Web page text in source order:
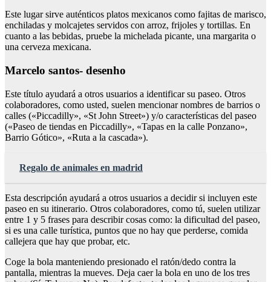
Este lugar sirve auténticos platos mexicanos como fajitas de marisco,
enchiladas y molcajetes servidos con arroz, frijoles y tortillas. En
cuanto a las bebidas, pruebe la michelada picante, una margarita o
una cerveza mexicana.
Marcelo santos- desenho
Este título ayudará a otros usuarios a identificar su paseo. Otros
colaboradores, como usted, suelen mencionar nombres de barrios o
calles («Piccadilly», «St John Street») y/o características del paseo
(«Paseo de tiendas en Piccadilly», «Tapas en la calle Ponzano»,
Barrio Gótico», «Ruta a la cascada»).
Regalo de animales en madrid
Esta descripción ayudará a otros usuarios a decidir si incluyen este
paseo en su itinerario. Otros colaboradores, como tú, suelen utilizar
entre 1 y 5 frases para describir cosas como: la dificultad del paseo,
si es una calle turística, puntos que no hay que perderse, comida
callejera que hay que probar, etc.
Coge la bola manteniendo presionado el ratón/dedo contra la
pantalla, mientras la mueves. Deja caer la bola en uno de los tres